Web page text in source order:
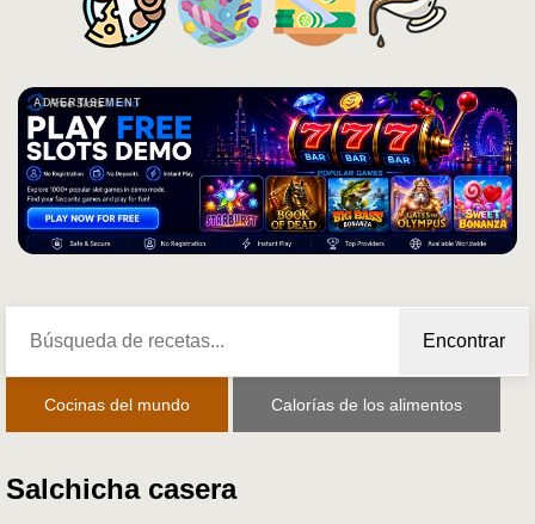
ADVERTISEMENT
Encontrar
Cocinas del mundo Calorías de los alimentos
Salchicha casera